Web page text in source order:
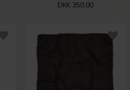
DKK 350,00